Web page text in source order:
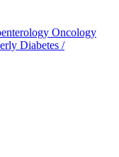
Oncology
Diabetes /